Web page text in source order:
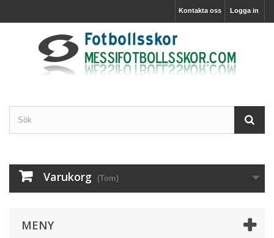
Logga in
Kontakta oss
Varukorg (Tom)
MENY